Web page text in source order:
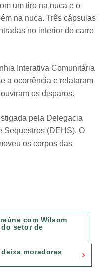
um tiro na nuca e o
na nuca. Três cápsulas
no interior do carro
Interativa Comunitária
a ocorrência e relataram
os disparos.
pela Delegacia
Sequestros (DEHS). O
os corpos das
com Wilsom
setor de
moradores